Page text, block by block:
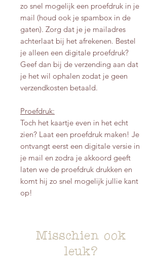
zo snel mogelijk een proefdruk in je
mail (houd ook je spambox in de
gaten). Zorg dat je je mailadres
achterlaat bij het afrekenen. Bestel
je alleen een digitale proefdruk?
Geef dan bij de verzending aan dat
je het wil ophalen zodat je geen
verzendkosten betaald.
Proefdruk:
Toch het kaartje even in het echt
zien? Laat een proefdruk maken! Je
ontvangt eerst een digitale versie in
je mail en zodra je akkoord geeft
laten we de proefdruk drukken en
komt hij zo snel mogelijk jullie kant
op!
Misschien ook
leuk?